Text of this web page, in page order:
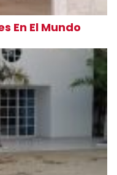
En El Mundo